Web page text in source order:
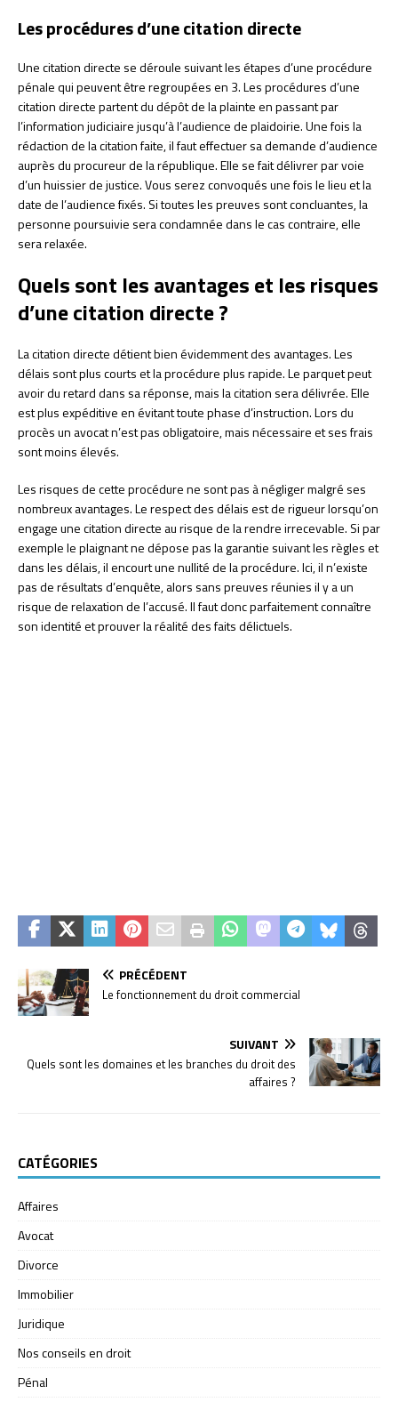
Les procédures d’une citation directe
Une citation directe se déroule suivant les étapes d’une procédure
pénale qui peuvent être regroupées en 3. Les procédures d’une
citation directe partent du dépôt de la plainte en passant par
l’information judiciaire jusqu’à l’audience de plaidoirie. Une fois la
rédaction de la citation faite, il faut effectuer sa demande d’audience
auprès du procureur de la république. Elle se fait délivrer par voie
d’un huissier de justice. Vous serez convoqués une fois le lieu et la
date de l’audience fixés. Si toutes les preuves sont concluantes, la
personne poursuivie sera condamnée dans le cas contraire, elle
sera relaxée.
Quels sont les avantages et les risques
d’une citation directe ?
La citation directe détient bien évidemment des avantages. Les
délais sont plus courts et la procédure plus rapide. Le parquet peut
avoir du retard dans sa réponse, mais la citation sera délivrée. Elle
est plus expéditive en évitant toute phase d’instruction. Lors du
procès un avocat n’est pas obligatoire, mais nécessaire et ses frais
sont moins élevés.
Les risques de cette procédure ne sont pas à négliger malgré ses
nombreux avantages. Le respect des délais est de rigueur lorsqu’on
engage une citation directe au risque de la rendre irrecevable. Si par
exemple le plaignant ne dépose pas la garantie suivant les règles et
dans les délais, il encourt une nullité de la procédure. Ici, il n’existe
pas de résultats d’enquête, alors sans preuves réunies il y a un
risque de relaxation de l’accusé. Il faut donc parfaitement connaître
son identité et prouver la réalité des faits délictuels.
PRÉCÉDENT
Le fonctionnement du droit commercial
SUIVANT
Quels sont les domaines et les branches du droit des
affaires ?
CATÉGORIES
Affaires
Avocat
Divorce
Immobilier
Juridique
Nos conseils en droit
Pénal